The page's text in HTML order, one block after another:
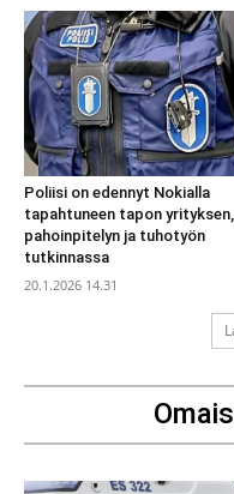
Poliisi on edennyt Nokialla
tapahtuneen tapon yrityksen,
pahoinpitelyn ja tuhotyön
tutkinnassa
20.1.2026 14.31